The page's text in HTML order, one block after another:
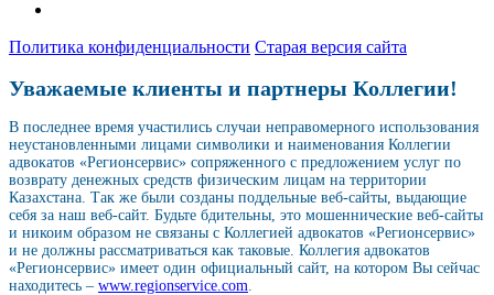
Политика конфиденциальности Старая версия сайта
Уважаемые клиенты и партнеры Коллегии!
В последнее время участились случаи неправомерного использования
неустановленными лицами символики и наименования Коллегии
адвокатов «Регионсервис» сопряженного с предложением услуг по
возврату денежных средств физическим лицам на территории
Казахстана. Так же были созданы поддельные веб-сайты, выдающие
себя за наш веб-сайт. Будьте бдительны, это мошеннические веб-сайты
и никоим образом не связаны с Коллегией адвокатов «Регионсервис»
и не должны рассматриваться как таковые. Коллегия адвокатов
«Регионсервис» имеет один официальный сайт, на котором Вы сейчас
находитесь – www.regionservice.com